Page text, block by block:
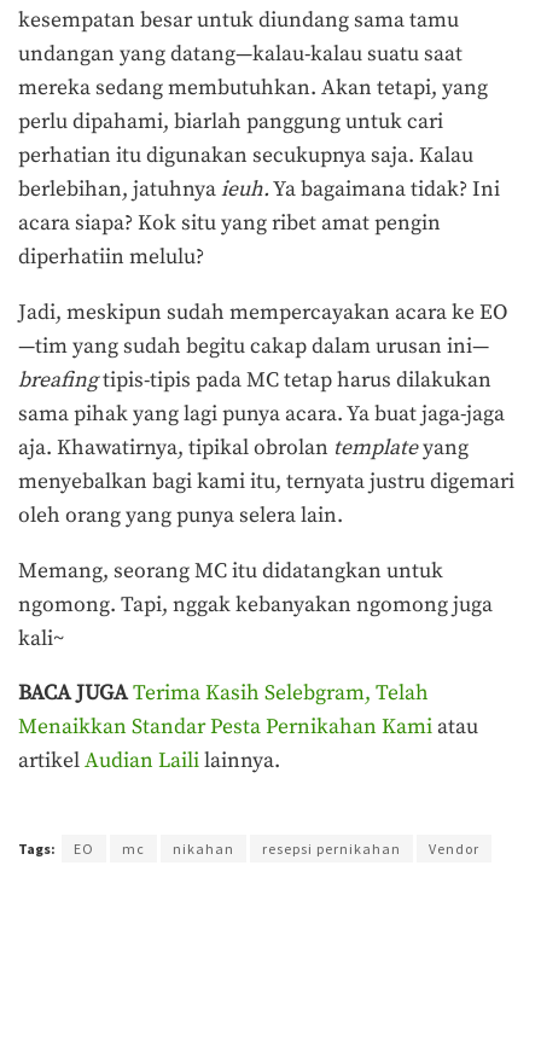
kesempatan besar untuk diundang sama tamu
undangan yang datang—kalau-kalau suatu saat
mereka sedang membutuhkan. Akan tetapi, yang
perlu dipahami, biarlah panggung untuk cari
perhatian itu digunakan secukupnya saja. Kalau
berlebihan, jatuhnyaieuh.Ya bagaimana tidak? Ini
acara siapa? Kok situ yang ribet amat pengin
diperhatiin melulu?
Jadi, meskipun sudah mempercayakan acara ke EO
—tim yang sudah begitu cakap dalam urusan ini—
breafingtipis-tipis pada MC tetap harus dilakukan
sama pihak yang lagi punya acara. Ya buat jaga-jaga
aja. Khawatirnya, tipikal obrolan templateyang
menyebalkan bagi kami itu, ternyata justru digemari
oleh orang yang punya selera lain.
Memang, seorang MC itu didatangkan untuk
ngomong. Tapi, nggak kebanyakan ngomong juga
kali~
BACA JUGATerima Kasih Selebgram, Telah
Menaikkan Standar Pesta Pernikahan Kamiatau
artikelAudian Laililainnya.
Tags: EO mc nikahan resepsi pernikahan Vendor